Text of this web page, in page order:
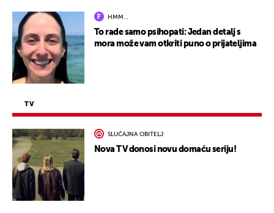
HMM…
To rade samo psihopati: Jedan detalj s
mora može vam otkriti puno o prijateljima
TV
SLUČAJNA OBITELJ
Nova TV donosi novu domaću seriju!